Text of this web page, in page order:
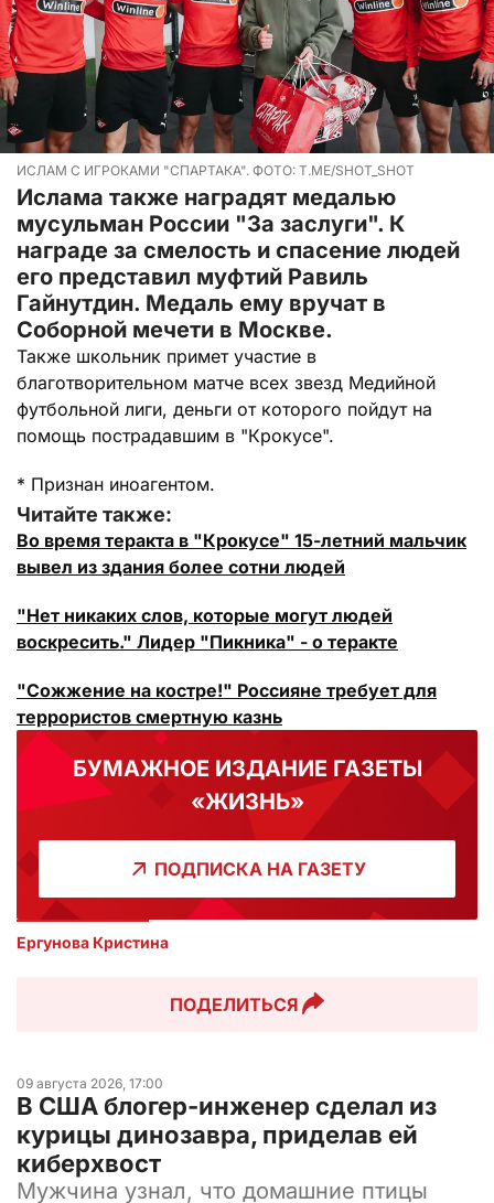
ИСЛАМ С ИГРОКАМИ "СПАРТАКА". ФОТО: T.ME/SHOT_SHOT
Ислама также наградят медалью
мусульман России "За заслуги". К
награде за смелость и спасение людей
его представил муфтий Равиль
Гайнутдин. Медаль ему вручат в
Соборной мечети в Москве.
Также школьник примет участие в
благотворительном матче всех звезд Медийной
футбольной лиги, деньги от которого пойдут на
помощь пострадавшим в "Крокусе".
* Признан иноагентом.
Читайте также:
Во время теракта в "Крокусе" 15-летний мальчик
вывел из здания более сотни людей
"Нет никаких слов, которые могут людей
воскресить." Лидер "Пикника" - о теракте
"Сожжение на костре!" Россияне требует для
террористов смертную казнь
БУМАЖНОЕ ИЗДАНИЕ ГАЗЕТЫ
«ЖИЗНЬ»
ПОДПИСКА НА ГАЗЕТУ
Ергунова Кристина
ПОДЕЛИТЬСЯ
09 августа 2026, 17:00
В США блогер-инженер сделал из
курицы динозавра, приделав ей
киберхвост
Мужчина узнал, что домашние птицы